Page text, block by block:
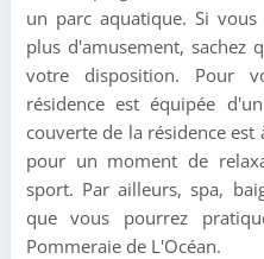
un parc aquatique. Si
plus d'amusement, sachez
votre disposition. Pour
résidence est équipée
couverte de la résidence
pour un moment de
sport. Par ailleurs, spa,
que vous pourrez
Pommeraie de L'Océan.